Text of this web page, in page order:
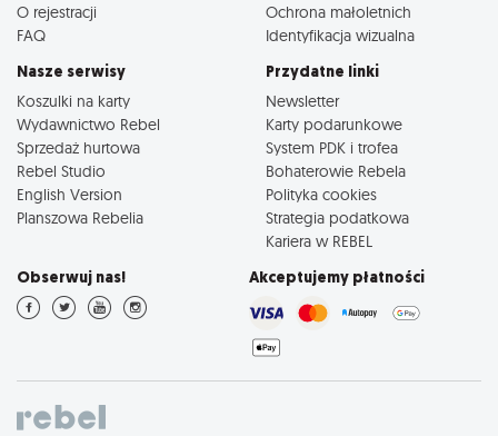
O rejestracji
FAQ
Ochrona małoletnich
Identyfikacja wizualna
Nasze serwisy
Koszulki na karty
Wydawnictwo Rebel
Sprzedaż hurtowa
Rebel Studio
English Version
Planszowa Rebelia
Przydatne linki
Newsletter
Karty podarunkowe
System PDK i trofea
Bohaterowie Rebela
Polityka cookies
Strategia podatkowa
Kariera w REBEL
Obserwuj nas! Akceptujemy płatności